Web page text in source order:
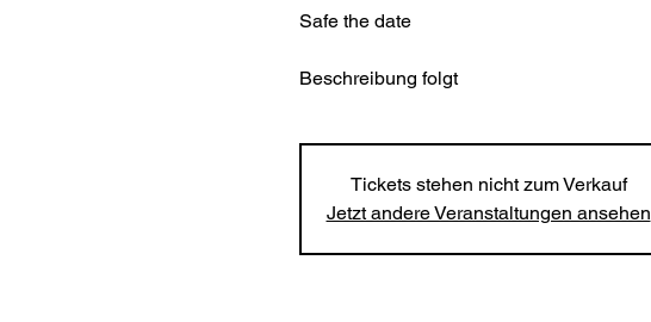
Safe the date
Beschreibung folgt
Tickets stehen nicht zum Verkauf
Jetzt andere Veranstaltungen ansehen